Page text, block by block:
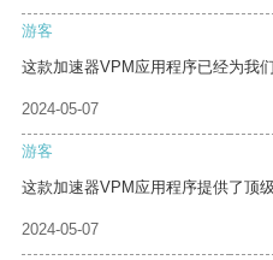
游客
这款加速器VPM应用程序已经为我
2024-05-07
游客
这款加速器VPM应用程序提供了顶
2024-05-07